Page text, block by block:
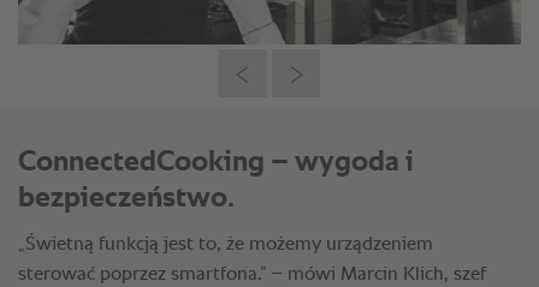
ConnectedCooking – wygoda i
bezpieczeństwo.
„Świetną funkcją jest to, że możemy urządzeniem
sterować poprzez smartfona.” – mówi Marcin Klich, szef